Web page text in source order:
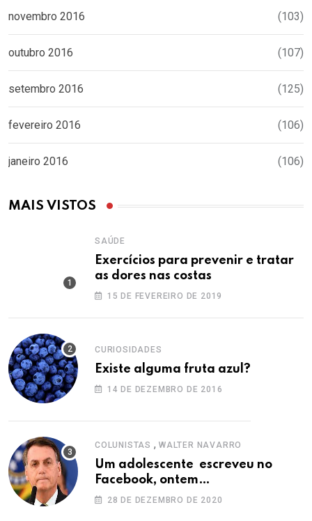
novembro 2016 (103)
outubro 2016 (107)
setembro 2016 (125)
fevereiro 2016 (106)
janeiro 2016 (106)
MAIS VISTOS
SAÚDE
Exercícios para prevenir e tratar
as dores nas costas
15 DE FEVEREIRO DE 2019
CURIOSIDADES
Existe alguma fruta azul?
14 DE DEZEMBRO DE 2016
COLUNISTAS , WALTER NAVARRO
Um adolescente escreveu no
Facebook, ontem…
28 DE DEZEMBRO DE 2020